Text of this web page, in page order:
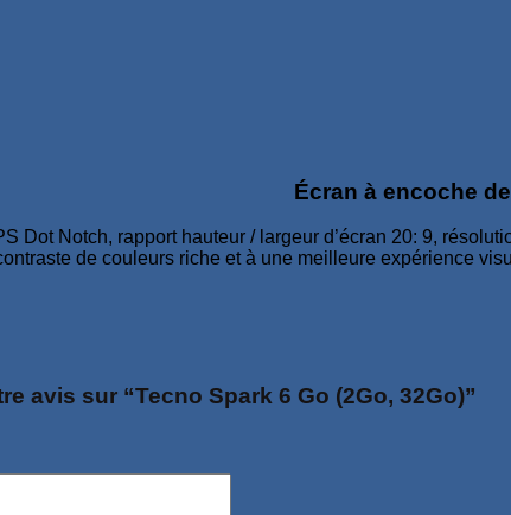
Écran à encoche
Dot Notch, rapport hauteur / largeur d’écran 20: 9,
de couleurs riche et à une meilleure expérience
avis sur “Tecno Spark 6 Go (2Go, 32Go)”